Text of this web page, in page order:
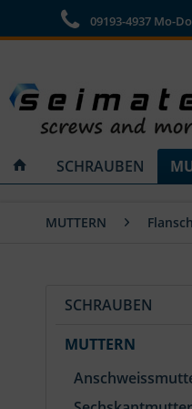
09193-4937 Mo-
SCHRAUBEN
MUTTERN
SCHRAUBEN
MUTTERN